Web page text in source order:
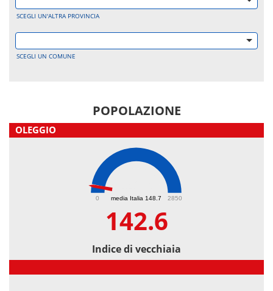
SCEGLI UN'ALTRA PROVINCIA
SCEGLI UN COMUNE
POPOLAZIONE
OLEGGIO
media Italia 148.7
0 2850
142.6
Indice di vecchiaia